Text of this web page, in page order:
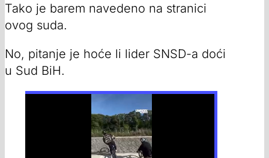
Tako je barem navedeno na stranici
ovog suda.
No, pitanje je hoće li lider SNSD-a doći
u Sud BiH.